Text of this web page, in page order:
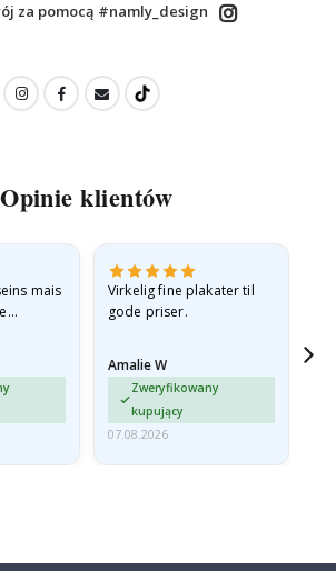
za pomocą #namly_design
Opinie klientów
mais
car ils
et un…
Virkelig fine plakater til
gode priser.
Amalie W
Zweryfikowany
kupujący
07.08.2026